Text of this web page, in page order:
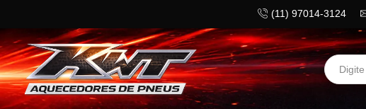
(11) 97014-3124